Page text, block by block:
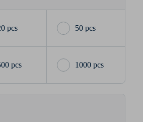
pcs 50 pcs
pcs 1000 pcs